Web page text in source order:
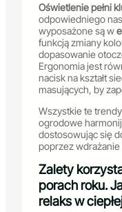
Oświetlenie pełni
odpowiedniego
wyposażone są w
funkcją zmiany
dopasowanie
Ergonomia jest
nacisk na kształt
masujących, by
Wszystkie te
ogrodowe
dostosowując się
poprzez
Zalety
porach roku.
relaks w